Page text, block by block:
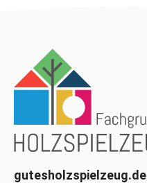
gutesholzspielzeug.de